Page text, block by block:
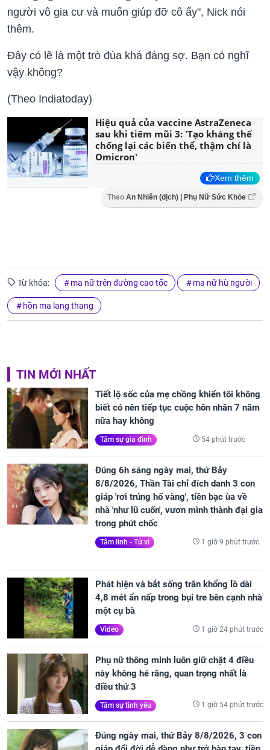
người vô gia cư và muốn giúp đỡ cô ấy", Nick nói
thêm.
Đây có lẽ là một trò đùa khá đáng sợ. Bạn có nghĩ
vậy không?
(Theo Indiatoday)
Hiệu quả của vaccine AstraZeneca
sau khi tiêm mũi 3: 'Tạo kháng thể
chống lại các biến thể, thậm chí là
Omicron'
Xem thêm
Theo An Nhiên (dịch) | Phụ Nữ Sức Khỏe
Từ khóa: ma nữ trên đường cao tốc ma nữ hù người
hồn ma lang thang
TIN MỚI NHẤT
Tiết lộ sốc của mẹ chồng khiến tôi không
biết có nên tiếp tục cuộc hôn nhân 7 năm
nữa hay không
Tâm sự gia đình 54 phút trước
Đúng 6h sáng ngày mai, thứ Bảy
8/8/2026, Thần Tài chỉ đích danh 3 con
giáp 'rơi trúng hố vàng', tiền bạc ùa về
nhà 'như lũ cuốn', vươn mình thành đại gia
trong phút chốc
Tâm linh - Tử vi 1 giờ 9 phút trước
Phát hiện và bắt sống trăn khổng lồ dài
4,8 mét ẩn nấp trong bụi tre bên cạnh nhà
một cụ bà
Video 1 giờ 24 phút trước
Phụ nữ thông minh luôn giữ chặt 4 điều
này không hé răng, quan trọng nhất là
điều thứ 3
Tâm sự tình yêu 1 giờ 54 phút trước
Đúng ngày mai, thứ Bảy 8/8/2026, 3 con